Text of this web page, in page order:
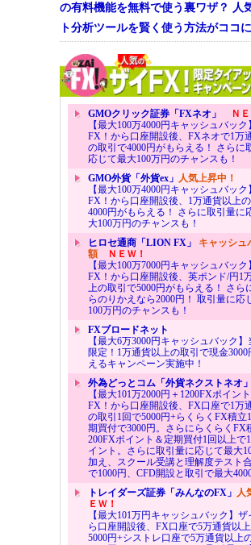
の有料機能を無料で使う裏ワザ？ 人
ト分析ツールを賢く使う方法がココに
GMOクリック証券「FXネオ」
ＮＥ
【最大100万4000円キャッシュバック
FX！から口座開設後、FXネオで1万
の取引で4000円がもらえる！ さらに
応じて最大100万円のチャンスも！
GMO外貨「外貨ex」 人気上昇中！
【最大100万4000円キャッシュバック
FX！から口座開設後、1万通貨以上
4000円がもらえる！ さらに取引量に
大100万円のチャンスも！
ヒロセ通商「LION FX」 キャッシュ
額ＮＥＷ！
【最大100万7000円キャッシュバック
FX！から口座開設後、英ポンド/円1
上の取引で5000円がもらえる！ さら
らのりかえなら2000円！ 取引量に応
100万円のチャンスも！
FXブロードネット
【最大6万3000円キャッシュバック】
限定！1万通貨以上の取引で現金3000
えるキャンペーン実施中！
外為どっとコム「外貨ネクストネオ」
【最大101万2000円＋1200FXポイン
FX！から口座開設後、FX口座で1万
の取引1回で5000円+らくらくFX積立
期買付で3000円。さらにらくらくFX
200FXポイント＆定期買付1回以上で
イント。さらに取引量に応じて最大
加え、スクール受講と理解度テスト
で1000円、CFD開設と取引で最大
トレイダーズ証券「みんなのFX」 人
ＥＷ！
【最大101万円キャッシュバック】
ら口座開設後、FX口座で5万通貨以
5000円+シストレ口座で5万通貨以上